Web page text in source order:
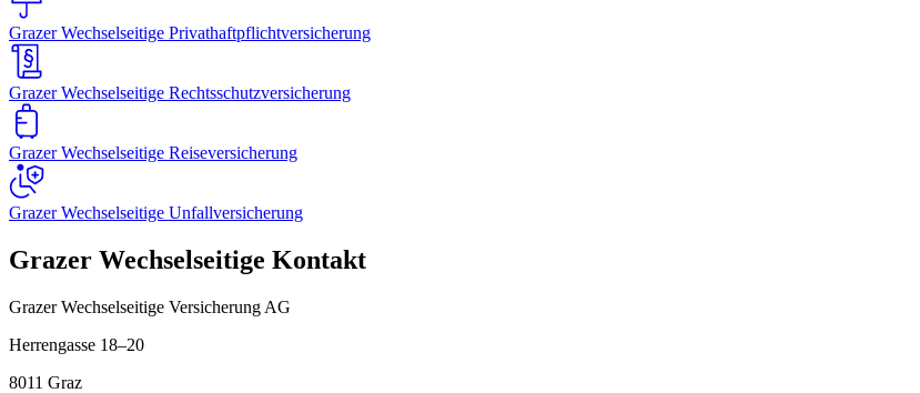
Grazer Wechselseitige Privathaftpflichtversicherung
Grazer Wechselseitige Rechtsschutzversicherung
Grazer Wechselseitige Reiseversicherung
Grazer Wechselseitige Unfallversicherung
Grazer Wechselseitige Kontakt
Grazer Wechselseitige Versicherung AG
Herrengasse 18–20
8011 Graz